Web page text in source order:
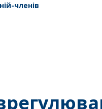
членів